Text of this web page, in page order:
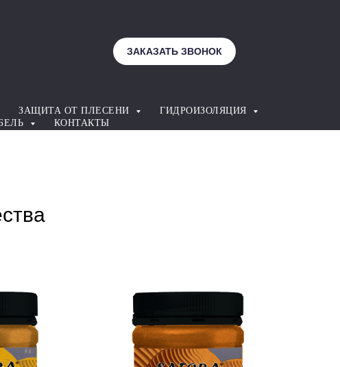
ЗАКАЗАТЬ ЗВОНОК
ЗАЩИТА ОТ ПЛЕСЕНИ
ГИДРОИЗОЛЯЦИЯ
КОНТАКТЫ